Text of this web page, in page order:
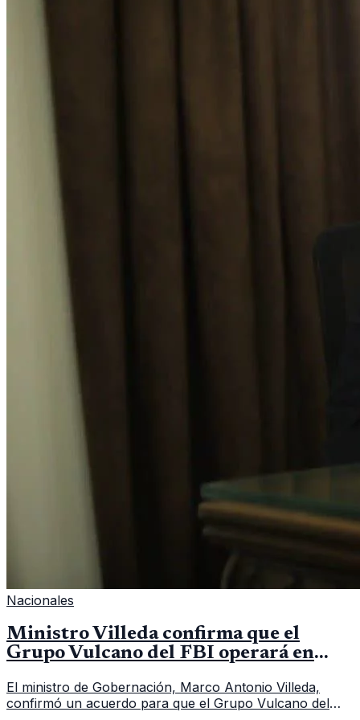
Nacionales
Ministro Villeda confirma que el
Grupo Vulcano del FBI operará en
El ministro de Gobernación, Marco Antonio Villeda,
confirmó un acuerdo para que el Grupo Vulcano del